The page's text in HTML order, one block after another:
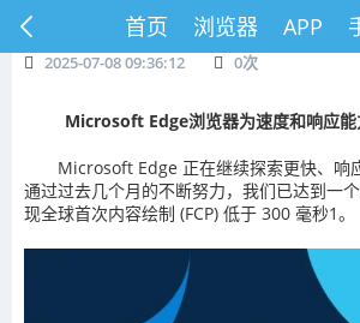
首页 浏览器 APP
2025-07-08 09:36:12 0次
Microsoft Edge浏览器为速度和响应能
Microsoft Edge 正在继续探索更快、响
通过过去几个月的不断努力，我们已达到一
现全球首次内容绘制 (FCP) 低于 300 毫秒1。